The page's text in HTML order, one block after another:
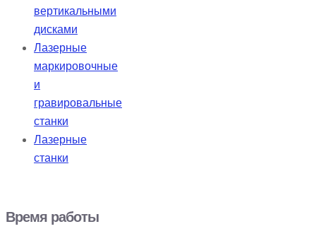
вертикальными
дисками
Лазерные
маркировочные
и
гравировальные
станки
Лазерные
станки
Время работы